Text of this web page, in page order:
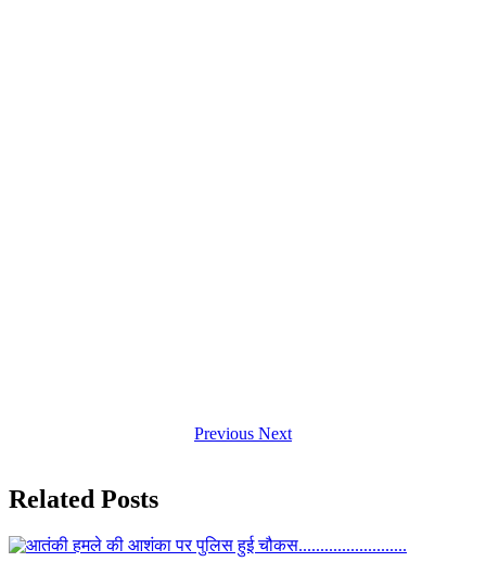
Previous Next
Related Posts